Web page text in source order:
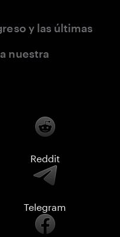
y las últimas
nuestra
Reddit
Telegram